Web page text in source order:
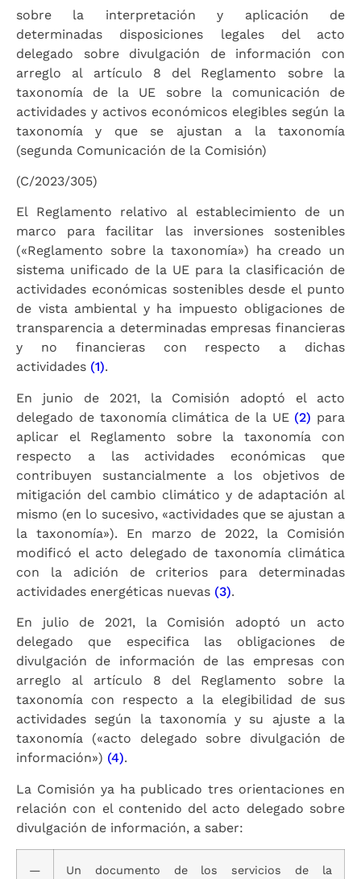
sobre la interpretación y aplicación de
determinadas disposiciones legales del acto
delegado sobre divulgación de información con
arreglo al artículo 8 del Reglamento sobre la
taxonomía de la UE sobre la comunicación de
actividades y activos económicos elegibles según la
taxonomía y que se ajustan a la taxonomía
(segunda Comunicación de la Comisión)
(C/2023/305)
El Reglamento relativo al establecimiento de un
marco para facilitar las inversiones sostenibles
(«Reglamento sobre la taxonomía») ha creado un
sistema unificado de la UE para la clasificación de
actividades económicas sostenibles desde el punto
de vista ambiental y ha impuesto obligaciones de
transparencia a determinadas empresas financieras
y no financieras con respecto a dichas
actividades (1).
En junio de 2021, la Comisión adoptó el acto
delegado de taxonomía climática de la UE (2) para
aplicar el Reglamento sobre la taxonomía con
respecto a las actividades económicas que
contribuyen sustancialmente a los objetivos de
mitigación del cambio climático y de adaptación al
mismo (en lo sucesivo, «actividades que se ajustan a
la taxonomía»). En marzo de 2022, la Comisión
modificó el acto delegado de taxonomía climática
con la adición de criterios para determinadas
actividades energéticas nuevas (3).
En julio de 2021, la Comisión adoptó un acto
delegado que especifica las obligaciones de
divulgación de información de las empresas con
arreglo al artículo 8 del Reglamento sobre la
taxonomía con respecto a la elegibilidad de sus
actividades según la taxonomía y su ajuste a la
taxonomía («acto delegado sobre divulgación de
información») (4).
La Comisión ya ha publicado tres orientaciones en
relación con el contenido del acto delegado sobre
divulgación de información, a saber:
— Un documento de los servicios de la